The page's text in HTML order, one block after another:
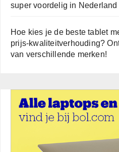
super voordelig in Nederland
Hoe kies je de beste tablet
prijs-kwaliteitverhouding?
van verschillende merken!